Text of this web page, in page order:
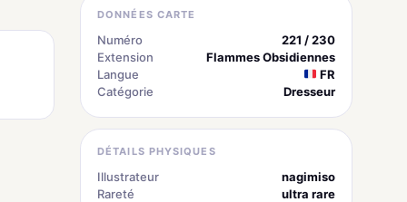
DONNÉES CARTE
Numéro
221 / 230
Extension
Flammes Obsidiennes
Langue
FR
Catégorie
Dresseur
DÉTAILS PHYSIQUES
Illustrateur
nagimiso
Rareté
ultra rare